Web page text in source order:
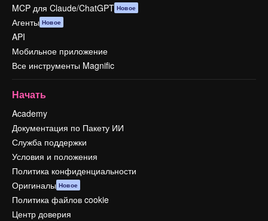
MCP для Claude/ChatGPT Новое
Агенты Новое
API
Мобильное приложение
Все инструменты Magnific
Начать
Academy
Документация по Пакету ИИ
Служба поддержки
Условия и положения
Политика конфиденциальности
Оригиналы Новое
Политика файлов cookie
Центр доверия